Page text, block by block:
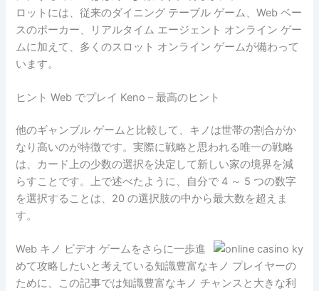
ロットには、従来のダイニング テーブル ゲーム、Web ベー
スのポーカー、リアルタイム エージェント オンライン ゲー
ムに加えて、多くのスロット オンライン ゲームが備わって
います。
ヒント Web でプレイ Keno – 最高のヒント
他のギャンブル ゲームと比較して、キノは世帯の割合がか
なり高いのが特徴です。実際に戦略と思われる唯一の戦略
は、カード上の少数の選択を決定して新しい家の境界を減
らすことです。上で述べたように、自分で 4 ～ 5 つの数字
を選択することは、20 の選択肢の中から最大数を超えま
す。
Web キノ ビデオ ゲームをさらに一歩進
めて攻略したいと考えている知識豊富なキノ プレイヤーの
ために、この記事では知識豊富なキノ チャンスと大きな利